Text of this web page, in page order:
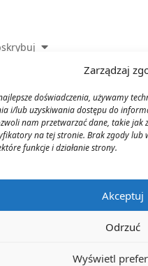
Zarządzaj
doświadczenia, używamy
i/lub uzyskiwania dostępu do
nam przetwarzać dane, takie jak
na tej stronie. Brak zgody lub
funkcje i działanie strony.
Akceptuj
Odrzuć
Wyświetl